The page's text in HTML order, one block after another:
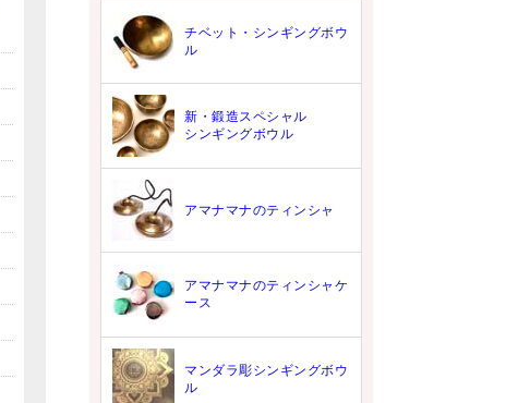
チベット・シンギングボウ
ル
新・鍛造スペシャル
シンギングボウル
アマナマナのティンシャ
アマナマナのティンシャケ
ース
マンダラ彫シンギングボウ
ル